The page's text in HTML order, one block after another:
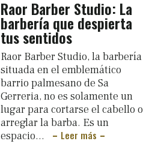
Raor Barber Studio: La
barbería que despierta
tus sentidos
Raor Barber Studio, la barbería
situada en el emblemático
barrio palmesano de Sa
Gerreria, no es solamente un
lugar para cortarse el cabello o
arreglar la barba. Es un
espacio...
Leer más